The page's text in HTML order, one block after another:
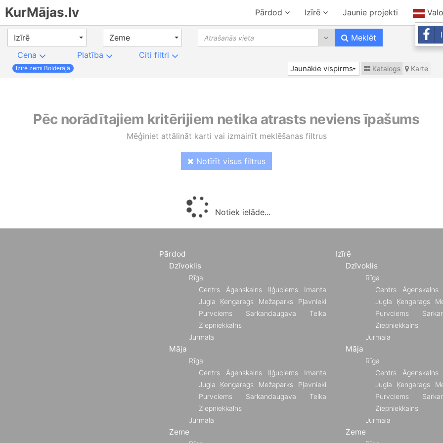
KurMājas.lv Pārdod Izīrē Jaunie projekti
Izīrē Zeme 0 results are available, use up
Meklēt
Cena
Platība Citi filtri
Izīrē zemi Bolderājā Jaunākie vispirms Katalogs Karte
Pēc norādītajiem kritērijiem netika atrasts neviens īpašums
Mēģiniet attālināt karti vai izmainīt meklēšanas filtrus
Notīrīt visus filtrus
Notiek ielāde...
Pārdod
Dzīvoklis
Rīga
Centrs
Āgenskalns Iļģuciems
Imanta
Jugla
Ķengarags Mežaparks
Pļavnieki
Purvciems
Sarkandaugava
Teika
Ziepniekkalns
Jūrmala
Māja
Rīga
Centrs
Āgenskalns Iļģuciems
Imanta
Jugla
Ķengarags Mežaparks
Pļavnieki
Purvciems
Sarkandaugava
Teika
Ziepniekkalns
Jūrmala
Zeme
Izīrē
Dzīvoklis
Rīga
Centrs
Āgenskalns
Jugla
Ķengarags
Purvciems
Ziepniekkalns
Jūrmala
Māja
Rīga
Centrs
Āgenskalns
Jugla
Ķengarags
Purvciems
Ziepniekkalns
Jūrmala
Zeme